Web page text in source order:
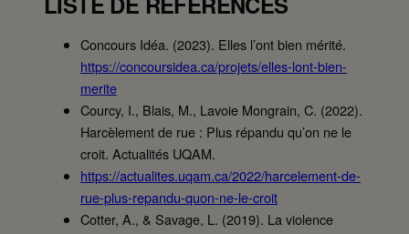
Concours Idéa. (2023). Elles l’ont bien mérité.
https://concoursidea.ca/projets/elles-lont-bien-
merite
Courcy, I., Blais, M., Lavoie Mongrain, C. (2022).
Harcèlement de rue : Plus répandu qu’on ne le
croit. Actualités UQAM.
https://actualites.uqam.ca/2022/harcelement-de-
rue-plus-repandu-quon-ne-le-croit
Cotter, A., & Savage, L. (2019). La violence